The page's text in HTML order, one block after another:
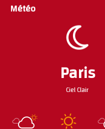
Météo
Paris
Ciel Clair